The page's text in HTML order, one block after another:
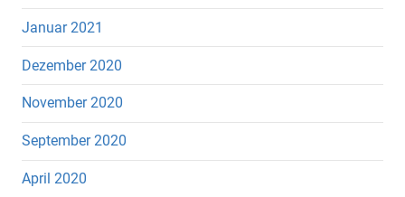
Januar 2021
Dezember 2020
November 2020
September 2020
April 2020